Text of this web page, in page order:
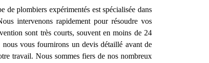
de plombiers expérimentés est spécialisée dans
intervenons rapidement pour résoudre vos
sont très courts, souvent en moins de 24
vous fournirons un devis détaillé avant de
travail. Nous sommes fiers de nos nombreux